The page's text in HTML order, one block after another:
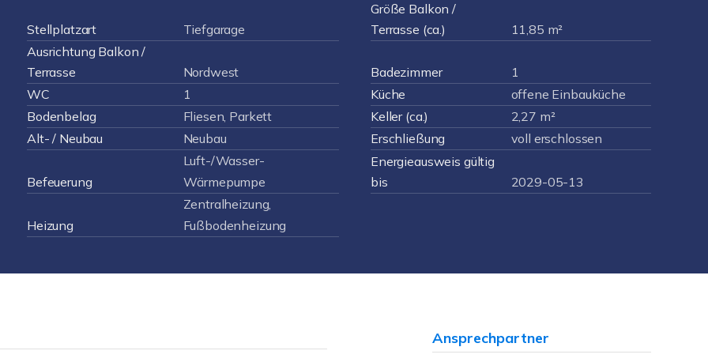
Stellplatzart Tiefgarage
Größe Balkon /
Terrasse (ca.)
11,85 m²
Ausrichtung Balkon /
Terrasse
Nordwest Badezimmer
1
WC
1 Küche
offene Einbauküche
Bodenbelag
Fliesen, Parkett Keller (ca.)
2,27 m²
Alt- / Neubau
Neubau Erschließung voll erschlossen
Befeuerung
Luft-/Wasser-
Wärmepumpe
Energieausweis gültig
bis
2029-05-13
Heizung
Zentralheizung,
Fußbodenheizung
Ansprechpartner